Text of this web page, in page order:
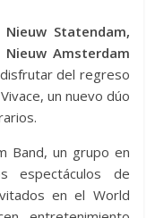
Nieuw Statendam,
Nieuw Amsterdam
del regreso
un nuevo dúo
Band, un grupo en
espectáculos de
en el World